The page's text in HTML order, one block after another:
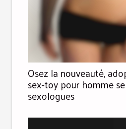
Osez la nouveauté,
sex-toy pour homme
sexologues